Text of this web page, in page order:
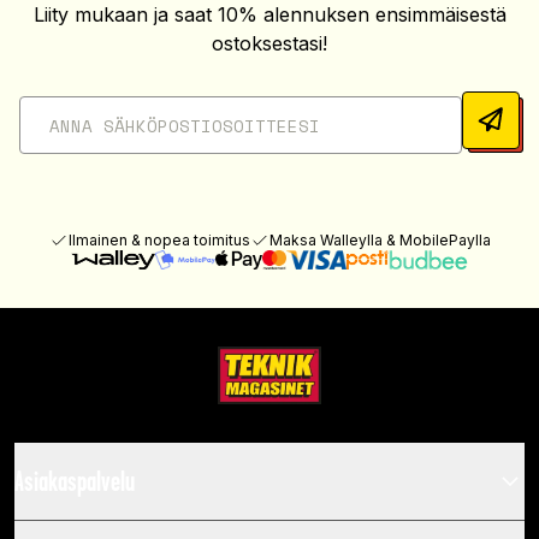
Liity mukaan ja saat 10% alennuksen ensimmäisestä
ostoksestasi!
Ilmainen & nopea toimitus Maksa Walleylla & MobilePaylla